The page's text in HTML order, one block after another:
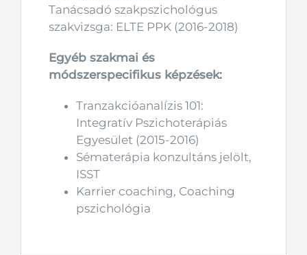
Tanácsadó szakpszichológus
szakvizsga: ELTE PPK (2016-2018)
Egyéb szakmai és
módszerspecifikus képzések:
Tranzakcióanalízis 101:
Integratív Pszichoterápiás
Egyesület (2015-2016)
Sématerápia konzultáns jelölt,
ISST
Karrier coaching, Coaching
pszichológia